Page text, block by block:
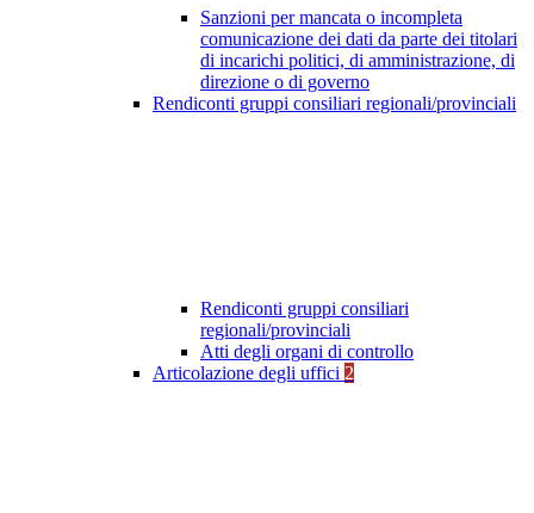
Sanzioni per mancata o incompleta
comunicazione dei dati da parte dei titolari
di incarichi politici, di amministrazione, di
direzione o di governo
Rendiconti gruppi consiliari regionali/provinciali
Rendiconti gruppi consiliari
regionali/provinciali
Atti degli organi di controllo
Articolazione degli uffici 2